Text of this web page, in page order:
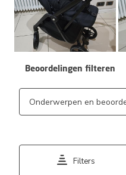
Beoordelingen filteren
Onderwerpen en
Filters